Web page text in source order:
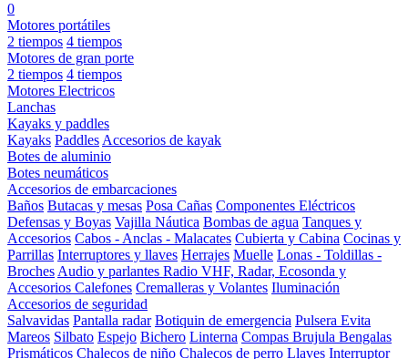
0
Motores portátiles
2 tiempos 4 tiempos
Motores de gran porte
2 tiempos 4 tiempos
Motores Electricos
Lanchas
Kayaks y paddles
Kayaks Paddles Accesorios de kayak
Botes de aluminio
Botes neumáticos
Accesorios de embarcaciones
Baños Butacas y mesas Posa Cañas Componentes Eléctricos
Defensas y Boyas Vajilla Náutica Bombas de agua Tanques y
Accesorios Cabos - Anclas - Malacates Cubierta y Cabina Cocinas y
Parrillas Interruptores y llaves Herrajes Muelle Lonas - Toldillas -
Broches Audio y parlantes Radio VHF, Radar, Ecosonda y
Accesorios Calefones Cremalleras y Volantes Iluminación
Accesorios de seguridad
Salvavidas Pantalla radar Botiquin de emergencia Pulsera Evita
Mareos Silbato Espejo Bichero Linterna Compas Brujula Bengalas
Prismáticos Chalecos de niño Chalecos de perro Llaves Interruptor